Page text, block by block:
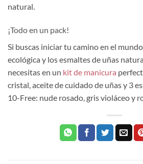
natural.
¡Todo en un pack!
Si buscas iniciar tu camino en el
ecológica y los esmaltes de uñas
necesitas en un kit de manicura
cristal, aceite de cuidado de uñas y 3
10-Free: nude rosado, gris violáceo y